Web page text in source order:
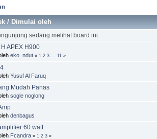
/Dimulai oleh
sedang melihat board ini.
APEX H900
eko_ndut « 1 2 3 11 »
Yusuf Al Faruq
Mudah Panas
sogle noglong
denbagus
60 watt
Fcandra « 1 2 3 »